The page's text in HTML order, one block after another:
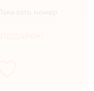
Показать номер